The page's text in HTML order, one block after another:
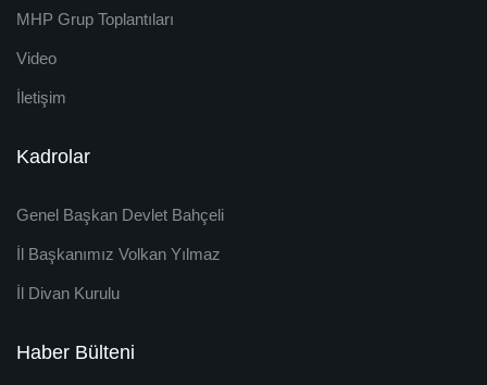
MHP Grup Toplantıları
Video
İletişim
Kadrolar
Genel Başkan Devlet Bahçeli
İl Başkanımız Volkan Yılmaz
İl Divan Kurulu
Haber Bülteni